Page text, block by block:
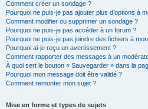
Comment créer un sondage ?
Pourquoi ne puis-je pas ajouter plus d’options à
Comment modifier ou supprimer un sondage ?
Pourquoi ne puis-je pas accéder à un forum ?
Pourquoi ne puis-je pas joindre des fichiers à
Pourquoi ai-je reçu un avertissement ?
Comment rapporter des messages à un
À quoi sert le bouton « Sauvegarder » dans la
Pourquoi mon message doit être validé ?
Comment remonter mon sujet ?
Mise en forme et types de sujets